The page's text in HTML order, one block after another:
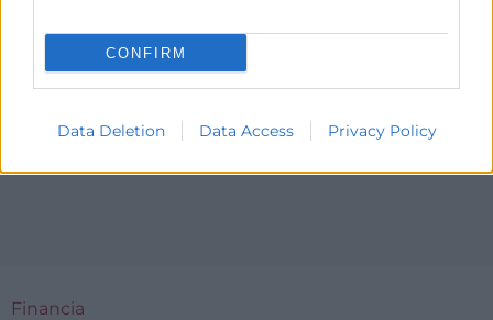
CONFIRM
Data Deletion Data Access Privacy Policy
Este programa tiene una duración de 42 horas
grupales y 10,5 horas de acompañamiento y
seguimiento individualizado en la elaboración del
Financia